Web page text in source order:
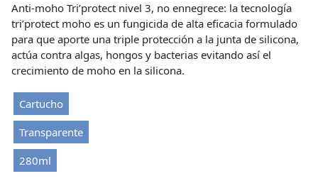
Anti-moho Tri’protect nivel 3, no ennegrece: la tecnología
tri’protect moho es un fungicida de alta eficacia formulado
para que aporte una triple protección a la junta de silicona,
actúa contra algas, hongos y bacterias evitando así el
crecimiento de moho en la silicona.
Cartucho
Transparente
280ml